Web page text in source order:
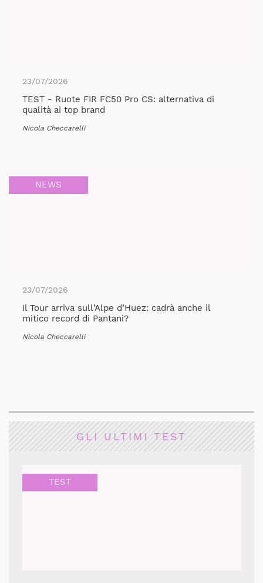
23/07/2026
TEST - Ruote FIR FC50 Pro CS: alternativa di
qualità ai top brand
Nicola Checcarelli
NEWS
23/07/2026
Il Tour arriva sull’Alpe d’Huez: cadrà anche il
mitico record di Pantani?
Nicola Checcarelli
GLI ULTIMI TEST
TEST